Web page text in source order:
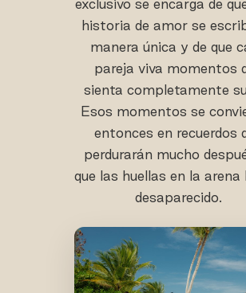
exclusivo se encarga de
historia de amor se
manera única y de que
pareja viva momentos
sienta completamente
Esos momentos se
entonces en recuerdos
perdurarán mucho
que las huellas en la arena
desaparecido.